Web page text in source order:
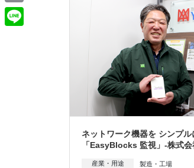
ネットワーク機器を シンプル
「EasyBlocks 監視」-株式
産業・用途
製造・工場
b
ia
t
E